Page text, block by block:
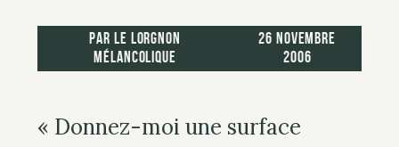
par Le Lorgnon
mélancolique
26 novembre
2006
« Donnez-moi une surface